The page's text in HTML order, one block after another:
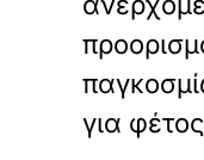
για φέτος